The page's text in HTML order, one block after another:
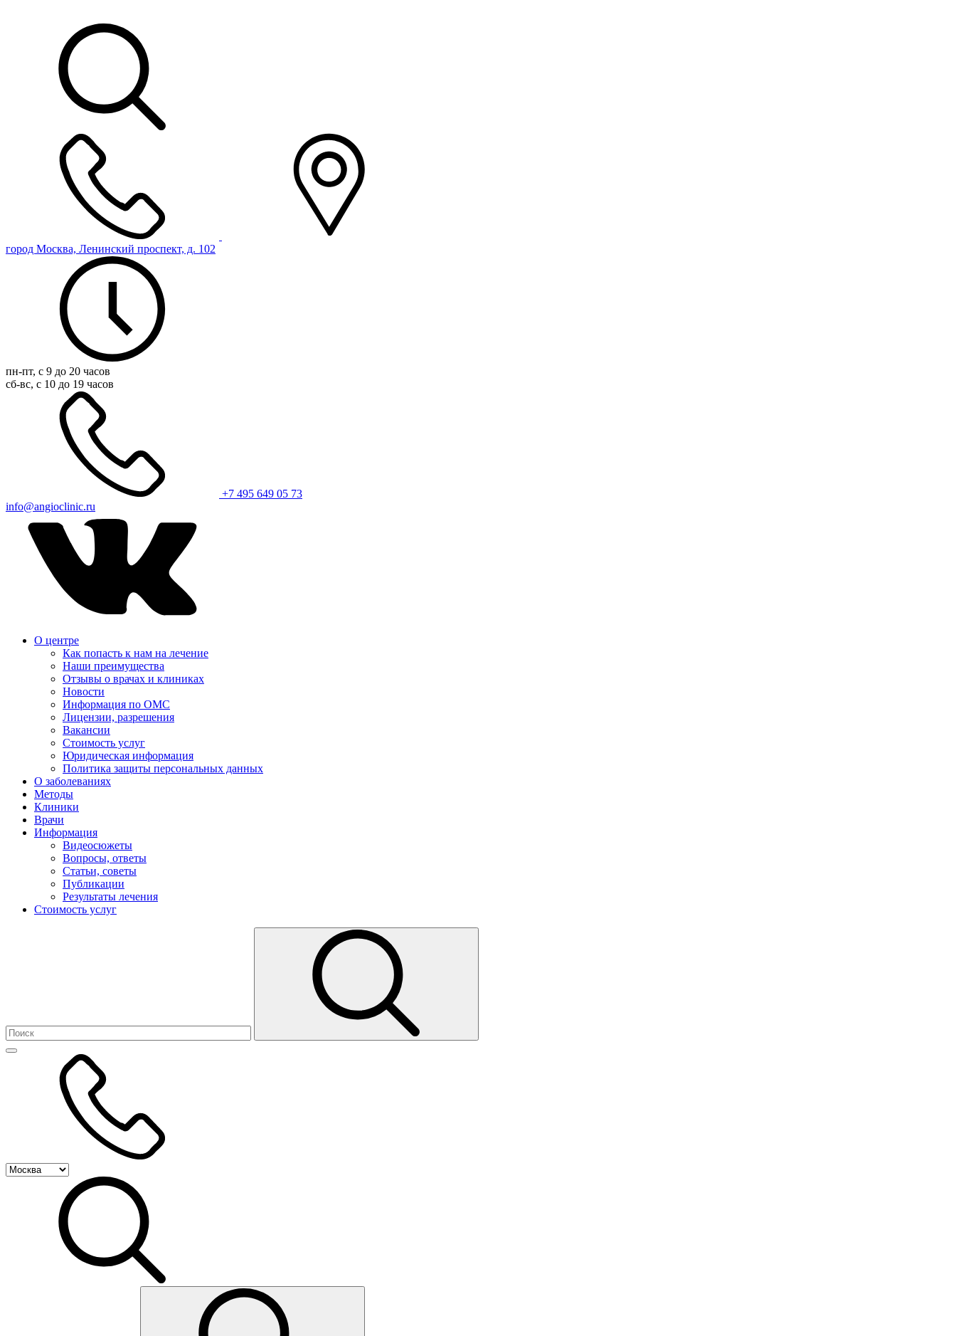
город Москва, Ленинский проспект, д. 102
пн-пт, с 9 до 20 часов
сб-вс, с 10 до 19 часов
+7 495 649 05 73
info@angioclinic.ru
О центре
Как попасть к нам на лечение
Наши преимущества
Отзывы о врачах и клиниках
Новости
Информация по ОМС
Лицензии, разрешения
Вакансии
Стоимость услуг
Юридическая информация
Политика защиты персональных данных
О заболеваниях
Методы
Клиники
Врачи
Информация
Видеосюжеты
Вопросы, ответы
Статьи, советы
Публикации
Результаты лечения
Стоимость услуг